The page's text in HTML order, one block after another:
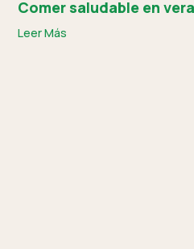
Comer saludable en
Leer Más